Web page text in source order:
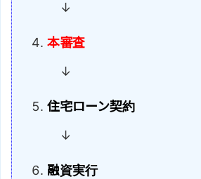
↓
本審査
↓
住宅ローン契約
↓
融資実行